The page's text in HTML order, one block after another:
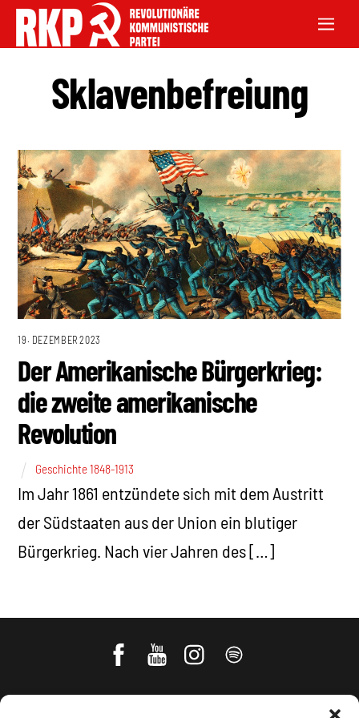
Sklavenbefreiung
19. DEZEMBER 2023
Der Amerikanische Bürgerkrieg:
die zweite amerikanische
Revolution
Geschichte 1848-1913
Im Jahr 1861 entzündete sich mit dem Austritt
der Südstaaten aus der Union ein blutiger
Bürgerkrieg. Nach vier Jahren des […]